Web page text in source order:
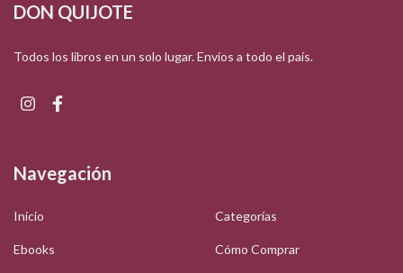
DON QUIJOTE
Todos los libros en un solo lugar. Envíos a todo el país.
Navegación
Inicio Categorías
Ebooks Cómo Comprar